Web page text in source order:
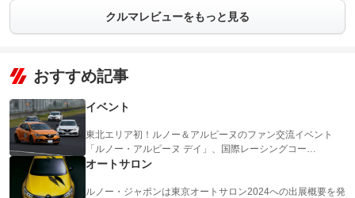
クルマレビューをもっと見る
おすすめ記事
イベント
東北エリア初！ルノー＆アルピーヌのファン交流イベント
「ルノー・アルピーヌ デイ」、国際レーシングコー…
オートサロン
ルノー・ジャポンは東京オートサロン2024への出展概要を発